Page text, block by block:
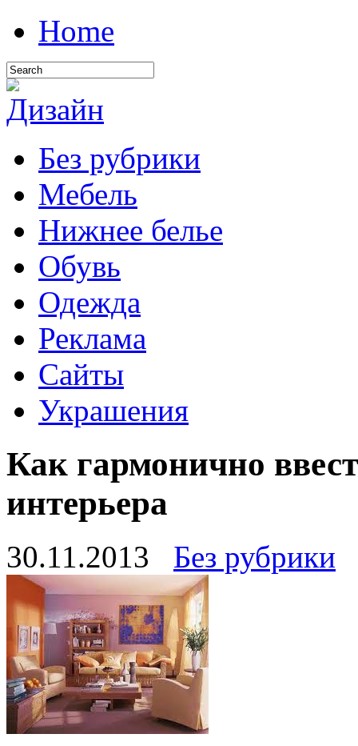
Home
Без рубрики
Мебель
Нижнее белье
Обувь
Одежда
Реклама
Сайты
Украшения
Как гармонично
интерьера
30.11.2013 Без рубрики